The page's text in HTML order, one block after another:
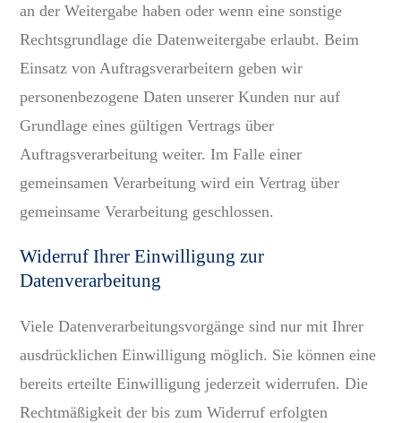
an der Weitergabe haben oder wenn eine sonstige
Rechtsgrundlage die Datenweitergabe erlaubt. Beim
Einsatz von Auftragsverarbeitern geben wir
personenbezogene Daten unserer Kunden nur auf
Grundlage eines gültigen Vertrags über
Auftragsverarbeitung weiter. Im Falle einer
gemeinsamen Verarbeitung wird ein Vertrag über
gemeinsame Verarbeitung geschlossen.
Widerruf Ihrer Einwilligung zur
Datenverarbeitung
Viele Datenverarbeitungsvorgänge sind nur mit Ihrer
ausdrücklichen Einwilligung möglich. Sie können eine
bereits erteilte Einwilligung jederzeit widerrufen. Die
Rechtmäßigkeit der bis zum Widerruf erfolgten